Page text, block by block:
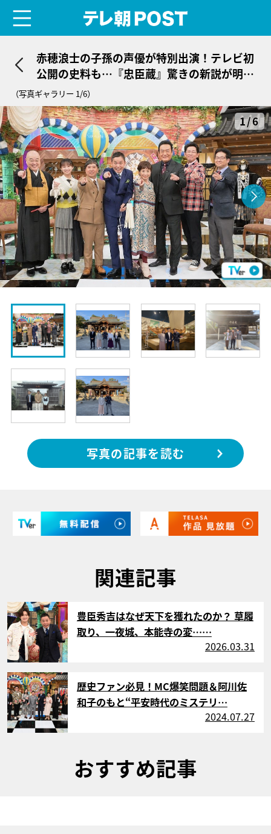
赤穂浪士の子孫の声優が特別出演！テレビ初
公開の史料も…『忠臣蔵』驚きの新説が明ら
かに
（写真ギャラリー 1/6）
1/6
写真の記事を読む
関連記事
サムネイル
豊臣秀吉はなぜ天下を獲れたのか？ 草履
取り、一夜城、本能寺の変……
2026.03.31
サムネイル
歴史ファン必見！MC爆笑問題＆阿川佐
和子のもと“平安時代のミステリ…
2024.07.27
おすすめ記事